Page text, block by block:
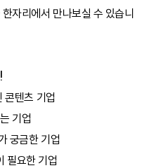
자리에서 만나보실 수 있습니
콘텐츠 기업
기업
궁금한 기업
필요한 기업